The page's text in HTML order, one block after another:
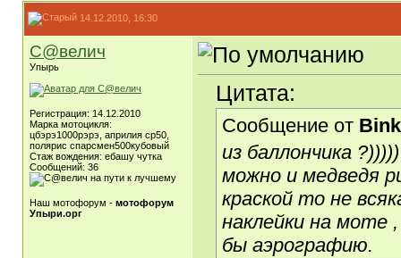
14.12.2010, 16:30
С@велич
Упырь
Регистрация: 14.12.2010
Марка мотоцикля:
цбэрэ1000рэрэ, априлия ср50,
полярис спарсмен500кубовый
Стаж вождения: ебашу чутка
Сообщений: 36
Наш мотофорум - мотофорум
Упыри.орг
Цитата:
Сообщение от
из баллончика ?)))))
можно и медведя
краской то не
наклейки на моте
бы аэрографию.